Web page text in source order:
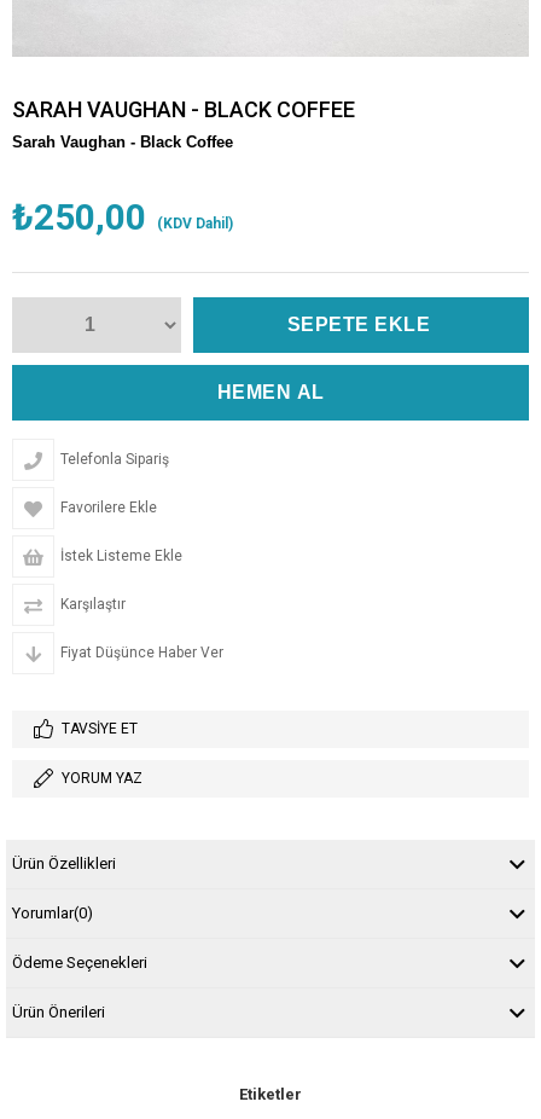
SARAH VAUGHAN - BLACK COFFEE
Sarah Vaughan - Black Coffee
₺250,00 (KDV Dahil)
Telefonla Sipariş
Favorilere Ekle
İstek Listeme Ekle
Karşılaştır
Fiyat Düşünce Haber Ver
TAVSIYE ET
YORUM YAZ
Ürün Özellikleri
Yorumlar(0)
Ödeme Seçenekleri
Ürün Önerileri
Etiketler